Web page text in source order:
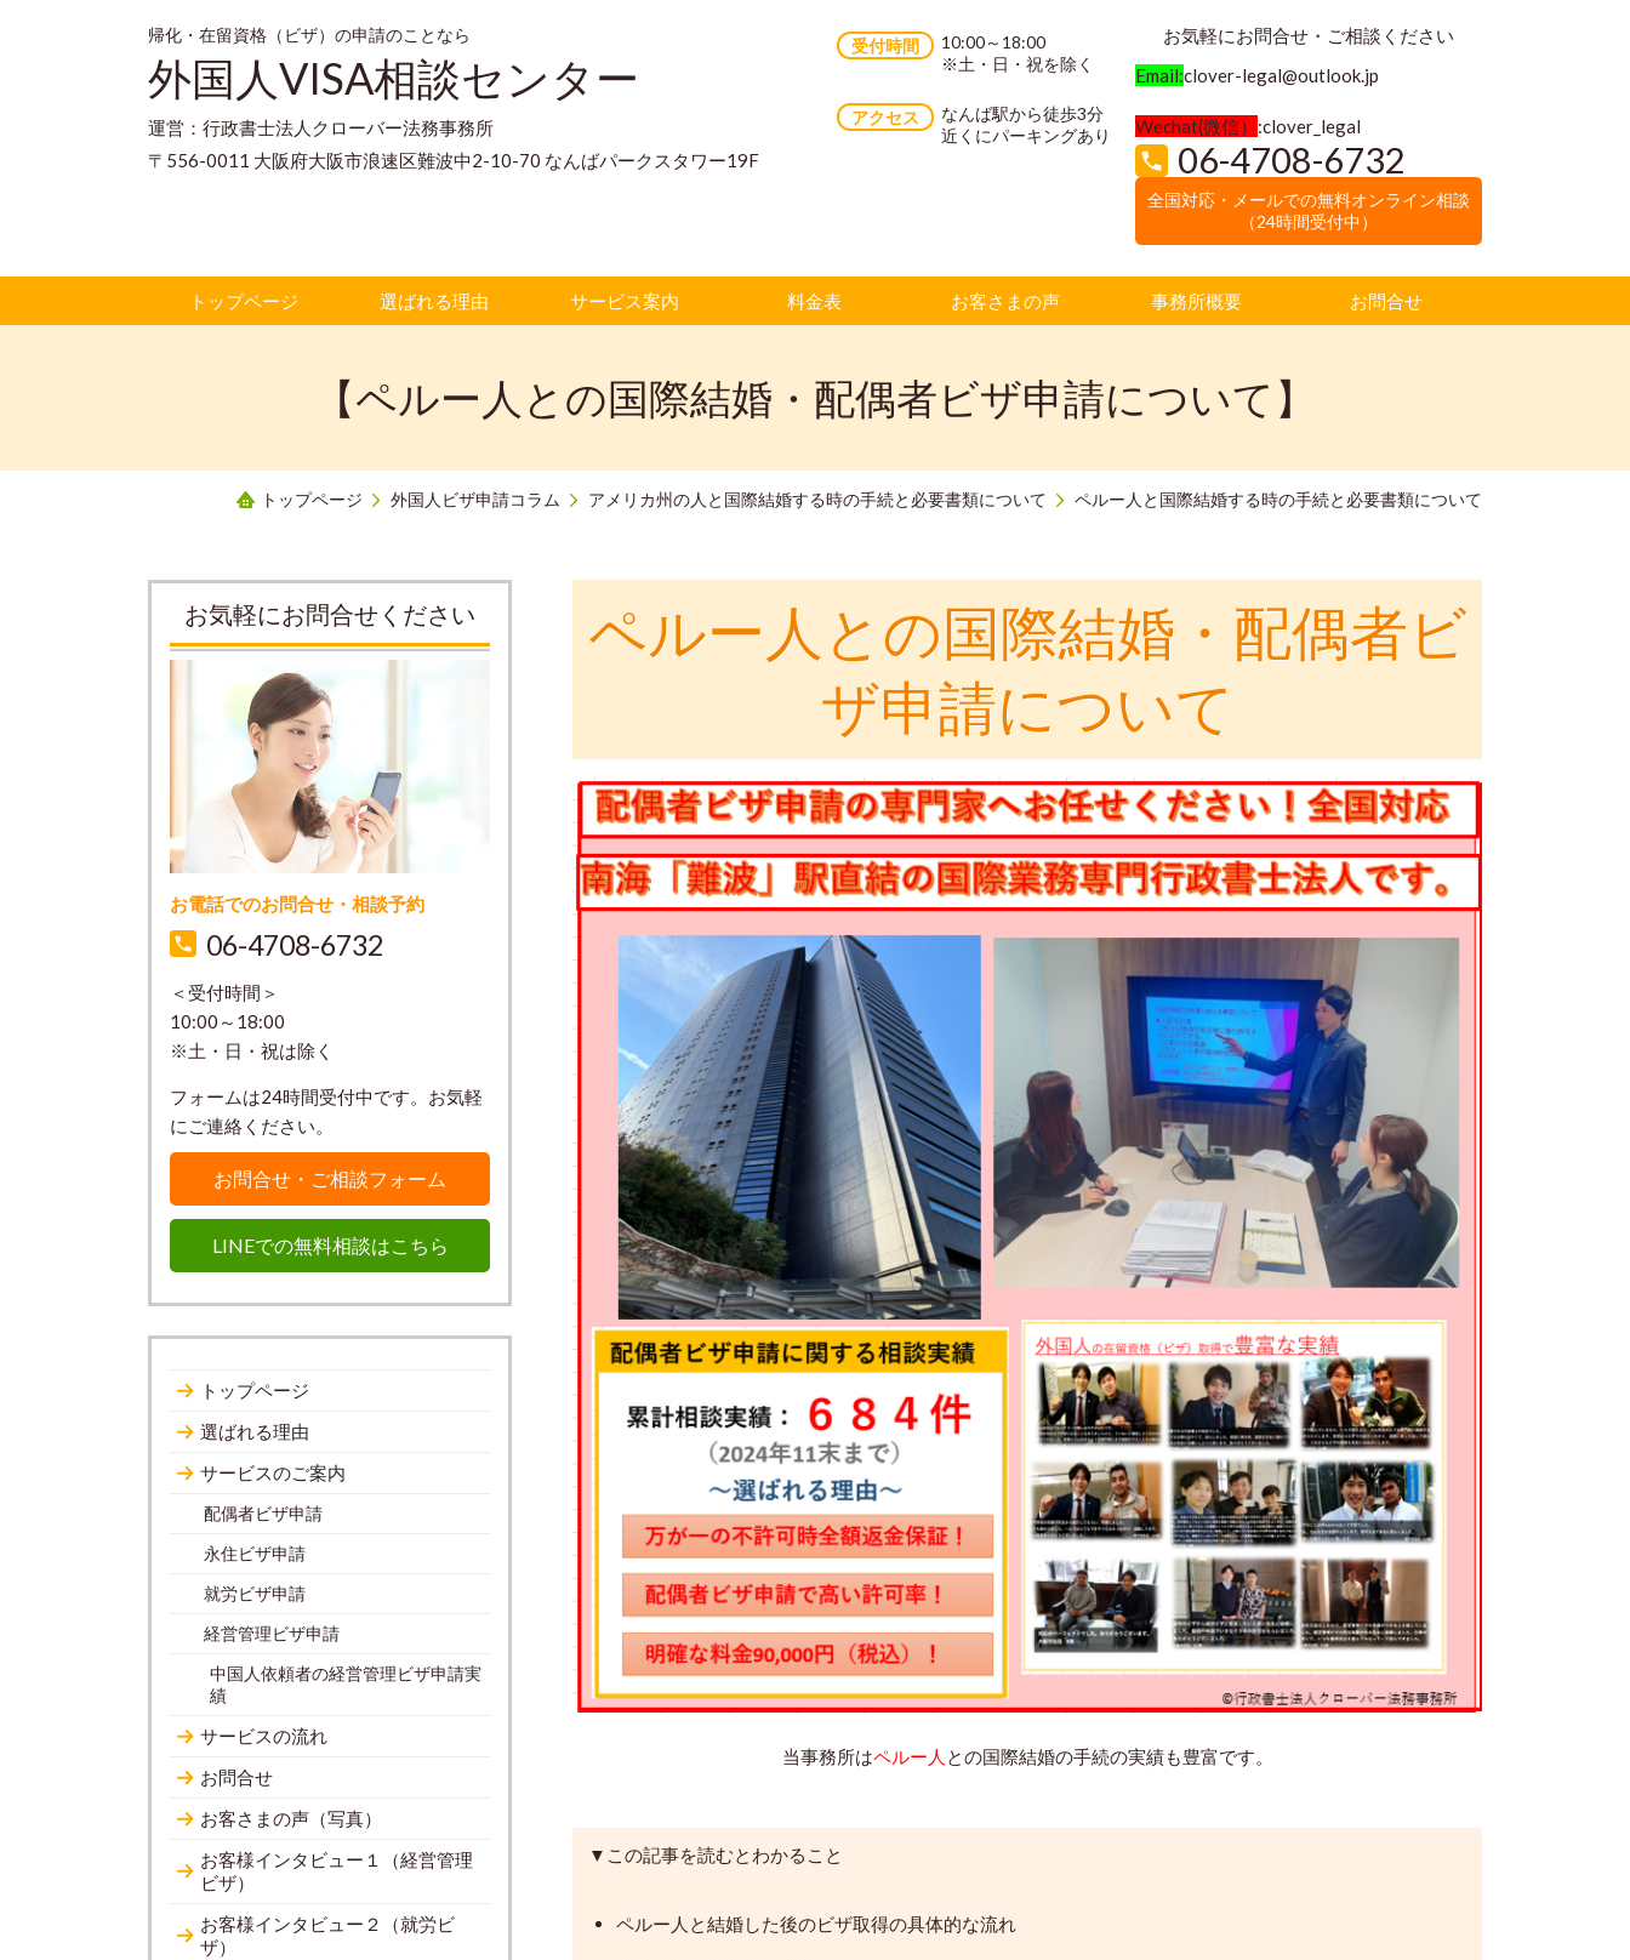
帰化・在留資格（ビザ）の申請のことなら
外国人VISA相談センター
運営：行政書士法人クローバー法務事務所
〒556-0011 大阪府大阪市浪速区難波中2-10-70 なんばパークスタワー19F
受付時間
10:00～18:00
※土・日・祝を除く
アクセス
なんば駅から徒歩3分
近くにパーキングあり
お気軽にお問合せ・ご相談ください
Email:clover-legal@outlook.jp
Wechat(微信） :clover_legal
06-4708-6732
全国対応・メールでの無料オンライン相談
（24時間受付中）
トップページ 選ばれる理由 サービス案内 料金表 お客さまの声 事務所概要 お問合せ
【ペルー人との国際結婚・配偶者ビザ申請について】
トップページ 外国人ビザ申請コラム アメリカ州の人と国際結婚する時の手続と必要書類について ペルー人と国際結婚する時の手続と必要書類について
ペルー人との国際結婚・配偶者ビ
ザ申請について
当事務所はペルー人 との国際結婚の手続の実績も豊富です。
▼この記事を読むとわかること
ペルー人と結婚した後のビザ取得の具体的な流れ
お気軽にお問合せください
お電話でのお問合せ・相談予約
06-4708-6732
＜受付時間＞
10:00～18:00
※土・日・祝は除く
フォームは24時間受付中です。お気軽
にご連絡ください。
お問合せ・ご相談フォーム
LINEでの無料相談はこちら
トップページ
選ばれる理由
サービスのご案内
配偶者ビザ申請
永住ビザ申請
就労ビザ申請
経営管理ビザ申請
中国人依頼者の経営管理ビザ申請実
績
サービスの流れ
お問合せ
お客さまの声（写真）
お客様インタビュー１（経営管理
ビザ）
お客様インタビュー２（就労ビ
ザ）